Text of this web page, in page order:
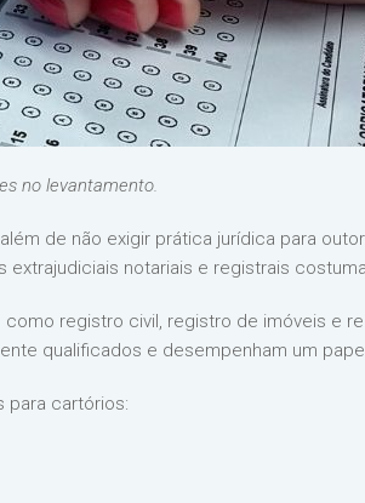
no levantamento.
de não exigir prática jurídica para
notariais e registrais
registro civil, registro de imóveis e
qualificados e desempenham um
para cartórios: